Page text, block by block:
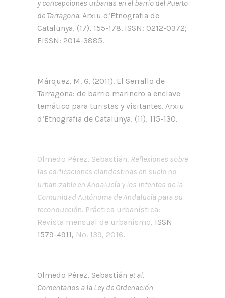
y concepciones urbanas en el barrio del Puerto
de Tarragona. Arxiu d’Etnografia de
Catalunya, (17), 155-178. ISSN: 0212-0372;
EISSN: 2014-3885.
Márquez, M. G. (2011). El Serrallo de
Tarragona: de barrio marinero a enclave
temático para turistas y visitantes. Arxiu
d’Etnografia de Catalunya, (11), 115-130.
Olmedo Pérez, Sebastián. Reflexiones sobre
las edificaciones clandestinas en suelo no
urbanizable en Andalucía y los intentos de la
Comunidad Autónoma de Andalucía para su
reconducción. Práctica urbanística:
Revista mensual de urbanismo, ISSN
1579-4911, Nº. 139, 2016.
Olmedo Pérez, Sebastián et al.
Comentarios a la Ley de Ordenación